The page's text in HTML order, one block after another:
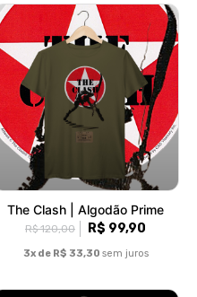
The Clash | Algodão Prime
R$ 120,00 R$ 99,90
3x de R$ 33,30 sem juros